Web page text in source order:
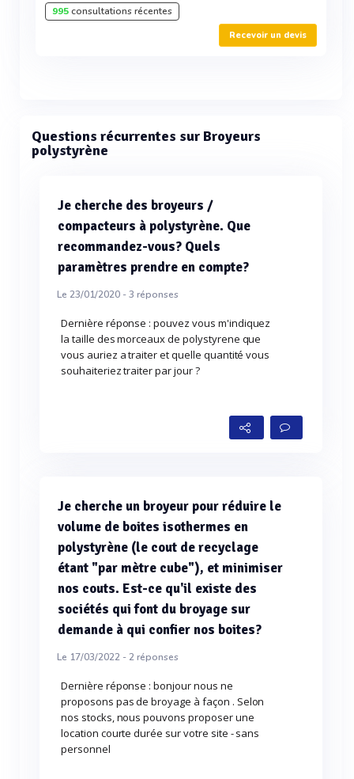
995consultations récentes
Recevoir un devis
Questions récurrentes sur Broyeurs
polystyrène
Je cherche des broyeurs /
compacteurs à polystyrène. Que
recommandez-vous? Quels
paramètres prendre en compte?
Le 23/01/2020 -3 réponses
Dernière réponse : pouvez vous m'indiquez
la taille des morceaux de polystyrene que
vous auriez a traiter et quelle quantité vous
souhaiteriez traiter par jour ?
Je cherche un broyeur pour réduire le
volume de boites isothermes en
polystyrène (le cout de recyclage
étant "par mètre cube"), et minimiser
nos couts. Est-ce qu'il existe des
sociétés qui font du broyage sur
demande à qui confier nos boites?
Le 17/03/2022 -2réponses
Dernière réponse : bonjour nous ne
proposons pas de broyage à façon . Selon
nos stocks, nous pouvons proposer une
location courte durée sur votre site - sans
personnel